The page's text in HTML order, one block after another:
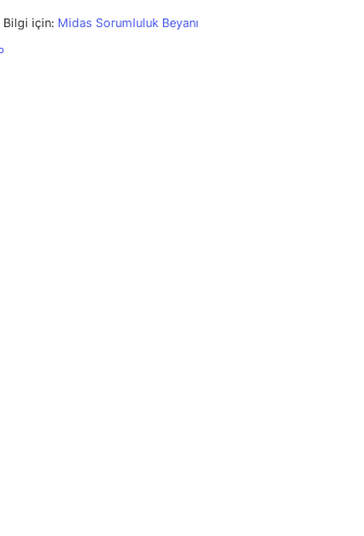
Bilgi için: Midas Sorumluluk Beyanı